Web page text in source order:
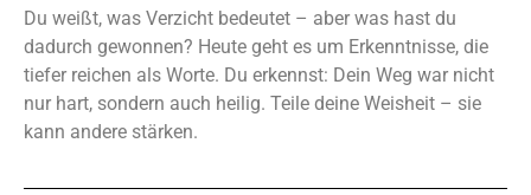
Du weißt, was Verzicht bedeutet – aber was hast du
dadurch gewonnen? Heute geht es um Erkenntnisse, die
tiefer reichen als Worte. Du erkennst: Dein Weg war nicht
nur hart, sondern auch heilig. Teile deine Weisheit – sie
kann andere stärken.